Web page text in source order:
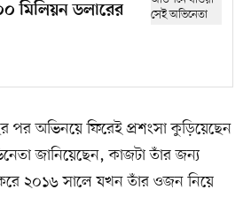
মিলিয়ন ডলারের
পর অভিনয়ে ফিরেই প্রশংসা কুড়িয়েছেন
জানিয়েছেন, কাজটা তাঁর জন্য
২০১৬ সালে যখন তাঁর ওজন নিয়ে